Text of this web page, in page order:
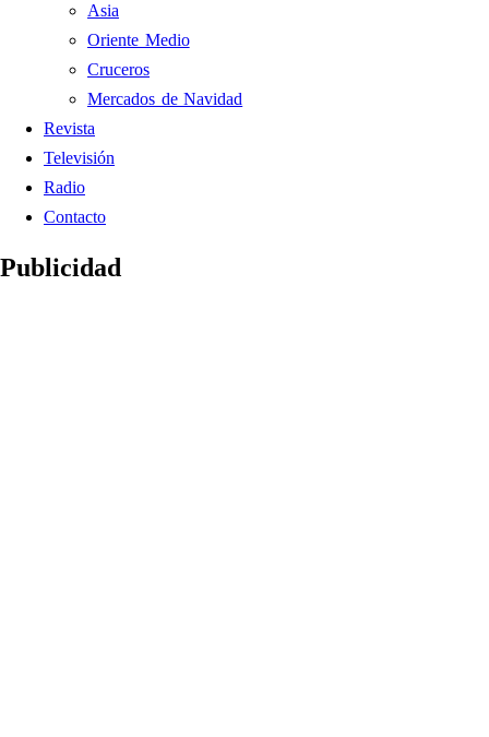
Asia
Oriente Medio
Cruceros
Mercados de Navidad
Revista
Televisión
Radio
Contacto
Publicidad